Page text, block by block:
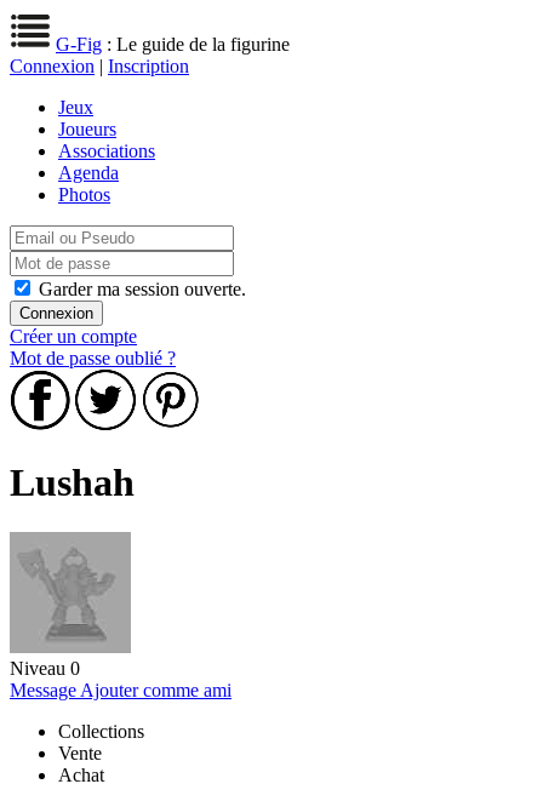
G-Fig : Le guide de la figurine
Connexion | Inscription
Jeux
Joueurs
Associations
Agenda
Photos
Garder ma session ouverte.
Créer un compte
Mot de passe oublié ?
Lushah
Niveau 0
Message Ajouter comme ami
Collections
Vente
Achat